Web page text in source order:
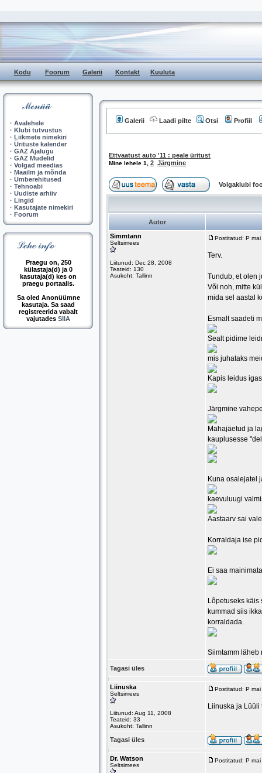
Kodu Foorum Galerii Kontakt Kuuluta
· Avalehele
· Klubi tutvustus
· Liikmete nimekiri
· Ürituste kalender
· GAZ Ajalugu
· GAZ Mudelid
· Volgad meedias
· Maailm ja mõnda
· Ümberehitused
· Tehnoabi
· Uudiste arhiiv
· Lingid
· Kasutajate nimekiri
· Foorum
Praegu on, 250
külastaja(d) ja 0
kasutaja(d) kes on
praegu portaalis.
Sa oled Anonüümne
kasutaja. Sa saad
registreerida vabalt
vajutades SIIA
Galerii Laadi pilte Otsi Profiil
Ettvaatust auto '11 : peale üritust
Mine lehele 1 2 Järgmine
Volgaklubi
Autor
Simmtann
Seltsimees
Liitunud: Dec 28, 2008
Teateid: 130
Asukoht: Tallinn
Postitatud: P
Terv.
Tundub, et olen
Või noh, mitte
mida sel aastal
Esmalt saadeti
Sealt pidime
mis juhataks
Kapis leidus
Järgmine
Mahajäetud ja
kauplusesse
Kuna osalejatel
kaevuluugi
Aastaarv sai
Korraldaja ise
Ei saa
Lõpetuseks
kummad siis
korraldada.
Siimtamm läheb
Tagasi üles
Liinuska
Seltsimees
Liitunud: Aug 11, 2008
Teateid: 33
Asukoht: Tallinn
Postitatud: P
Liinuska ja Lüüli
Tagasi üles
Dr. Watson
Seltsimees
Postitatud: P